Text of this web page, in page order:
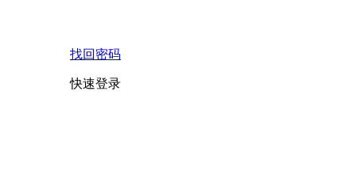
找回密码
快速登录